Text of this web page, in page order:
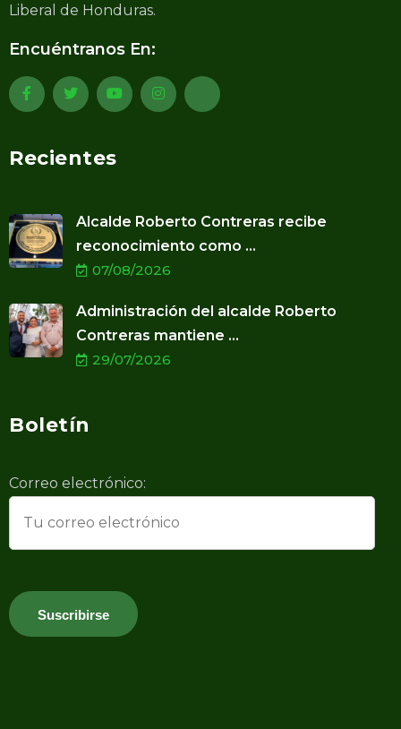
Liberal de Honduras.
Encuéntranos En:
Recientes
Alcalde Roberto Contreras recibe
reconocimiento como ...
07/08/2026
Administración del alcalde Roberto
Contreras mantiene ...
29/07/2026
Boletín
Correo electrónico: